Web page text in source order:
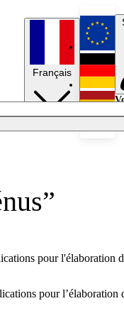
Français
pour l'élaboration
pour l’élaboration